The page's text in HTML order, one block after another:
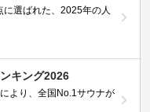
選ばれた、2025年の人
キング2026
より、全国No.1サウナが